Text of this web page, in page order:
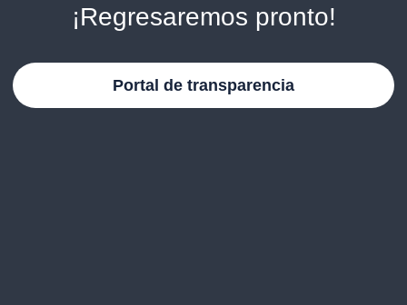
¡Regresaremos pronto!
Portal de transparencia